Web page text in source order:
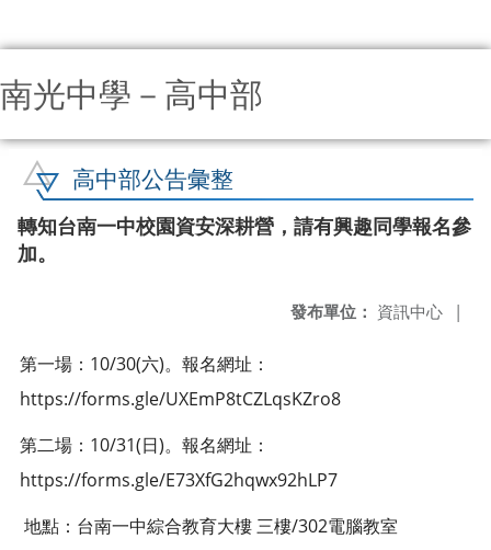
南光中學－高中部
高中部公告彙整
轉知台南一中校園資安深耕營，請有興趣同學報名參
加。
發布單位： 資訊中心 |
第一場：10/30(六)。報名網址：
https://forms.gle/UXEmP8tCZLqsKZro8
第二場：10/31(日)。報名網址：
https://forms.gle/E73XfG2hqwx92hLP7
地點：台南一中綜合教育大樓 三樓/302電腦教室